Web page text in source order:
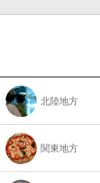
北陸地方
関東地方